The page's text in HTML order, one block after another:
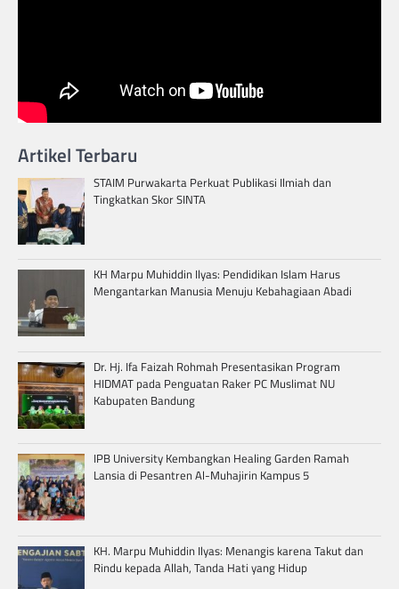
Artikel Terbaru
STAIM Purwakarta Perkuat Publikasi Ilmiah dan
Tingkatkan Skor SINTA
KH Marpu Muhiddin Ilyas: Pendidikan Islam Harus
Mengantarkan Manusia Menuju Kebahagiaan Abadi
Dr. Hj. Ifa Faizah Rohmah Presentasikan Program
HIDMAT pada Penguatan Raker PC Muslimat NU
Kabupaten Bandung
IPB University Kembangkan Healing Garden Ramah
Lansia di Pesantren Al-Muhajirin Kampus 5
KH. Marpu Muhiddin Ilyas: Menangis karena Takut dan
Rindu kepada Allah, Tanda Hati yang Hidup